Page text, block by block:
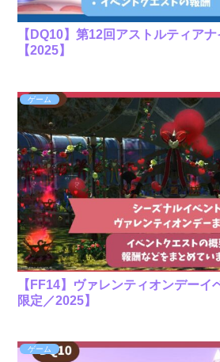
【DQ10】第12回アストルティア
【2025】
ゲーム
【FF14】ヴァレンティオンデーイ
限定／2025】
ゲーム